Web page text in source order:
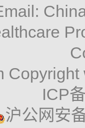
ICP
沪公网安